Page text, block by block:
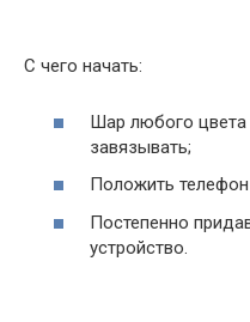
С чего начать:
Шар любого цвета
завязывать;
Положить телефон
Постепенно
устройство.